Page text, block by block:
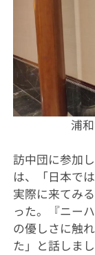
浦
訪中団に参加
は、「日本で
実際に来てみ
った。『ニー
の優しさに触
た」と話しまし